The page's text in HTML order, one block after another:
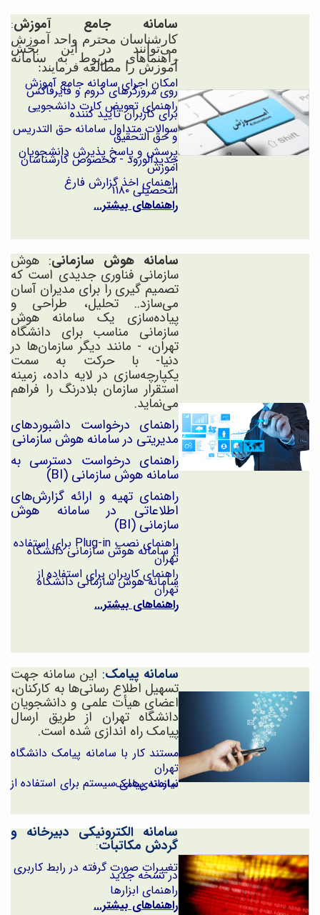
سامانه جامع آموزش:
کارشناسان محترم واحد آموزش
می‌توانند در این بخش
راهنماهای مربوط به سامانه
آموزش را مطالعه فرمایند:
امکان اجرای سامانه جامع آموزش
روی مرورگرهای کروم و فایرفاکس
راهنمای تعویض کارت دانشجویی
برای کاربران تأیید کننده
سوالات متداول سامانه حق التدریس و حقالتحقیق
پرسش و پاسخ پذیرش دانشجویان
جدیدالورود - مخصوص کارشناسان
اموزش
راهنمای اخذ گزارش فارغ
التحصیلی۱۱۸۰
راهنماهای بیشتر...
سامانه هوش سازمانی: هوش
سازمانی فناوری جدیدی است که
تصمیم گیریرا برای مدیران آسان
می‌‌سازد.. تحلیل، طراحی و
پیاده‌سازی یک سامانه هوش
سازمانی مناسب برای دانشگاه
تهران، - مانند دیگر سازمان‌ها در
دنیا- با حرکت به سمت
یکپارچه‌سازی در لایه داده، زمینه
استقرار سازمان بلادرنگ را فراهم
می‌نماید.
راهنمای درخواست داشبوردهای
مدیریتی در سامانه هوش سازمانی
راهنمای درخواست دسترسی به
سامانه هوش سازمانی (BI)
راهنمای تهیه و ارائه گزارش‌های
اطلاعاتی در سامانه هوش
سازمانی (BI)
راهنمای نصب Plug-in برای استفاده
از سامانه هوش سازمانی دانشگاه
تهران
راهنمای کاربران برای استفاده از
سامانه هوش سازمانی دانشگاه
تهران
راهنماهای بیشتر...
سامانه پیامک: این سامانه جهت
تسهیل اطلاع رسانی‌ها به کارکنان،
اعضایهیأت علمی و دانشجویان
دانشگاه تهران از طریق ارسال
پیامک راه اندازی شده است.
مستند کار با سامانه پیامک دانشگاه
تهران
نیازمندی‌های سیستم برای استفاده از سامانه پیامک
سامانه الکترونیکی دبیرخانه و
گردش مکاتبات:
تغییرات صورت گرفته در رابط کاربری
در نسخه جدید
راهنمای ابزارها
راهنماهای بیشتر...